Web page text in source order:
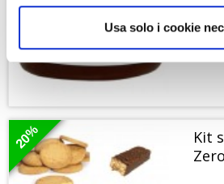
Usa solo i cookie
cioccolato e della nocciola ad una leggerezza
20%
Kit
Zero